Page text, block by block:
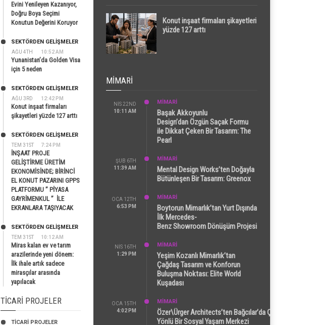
Evini Yenileyen Kazanıyor,
Doğru Boya Seçimi
Konutun Değerini Koruyor
AĞU 4TH 10:52 AM
SEKTÖRDEN GELIŞMELER
Yunanistan’da Golden Visa
için 5 neden
AĞU 3RD 12:42 PM
SEKTÖRDEN GELIŞMELER
Konut inşaat firmaları
şikayetleri yüzde 127 arttı
TEM 31ST 7:24 PM
SEKTÖRDEN GELIŞMELER
İNŞAAT PROJE
GELİŞTİRME ÜRETİM
EKONOMİSİNDE; BİRİNCİ
EL KONUT PAZARINI GPPS
PLATFORMU ” PİYASA
GAYRİMENKUL ” İLE
EKRANLARA TAŞIYACAK
TEM 31ST 10:12 AM
SEKTÖRDEN GELIŞMELER
Miras kalan ev ve tarım
arazilerinde yeni dönem:
İlk ihale artık sadece
mirasçılar arasında
yapılacak
TICARI PROJELER
TİCARİ PROJELER
Konut inşaat firmaları şikayetleri
yüzde 127 arttı
MIMARI
NIS 22ND
10:11 AM
MİMARİ
Başak Akkoyunlu
Design’dan Özgün Saçak Formu
ile Dikkat Çeken Bir Tasarım: The
Pearl
ŞUB 6TH
11:39 AM
MİMARİ
Mental Design Works’ten Doğayla
Bütünleşen Bir Tasarım: Greenox
OCA 12TH
6:53 PM
MİMARİ
Boytorun Mimarlık’tan Yurt Dışında
İlk Mercedes-
Benz Showroom Dönüşüm Projesi
NIS 16TH
1:29 PM
MİMARİ
Yeşim Kozanlı Mimarlık’tan
Çağdaş Tasarım ve Konforun
Buluşma Noktası: Elite World
Kuşadası
OCA 15TH
4:02 PM
MİMARİ
Özer\Ürger Architects’ten Bağcılar’da Çok
Yönlü Bir Sosyal Yaşam Merkezi